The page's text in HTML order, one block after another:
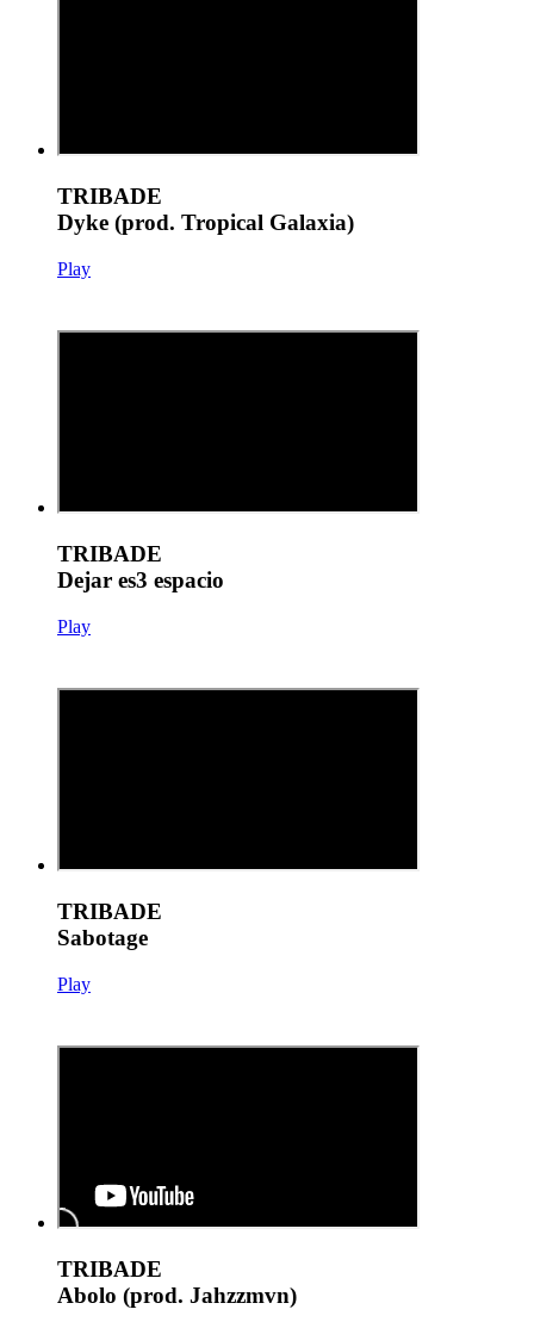
TRIBADE
Dyke (prod. Tropical Galaxia)
Play
TRIBADE
Dejar es3 espacio
Play
TRIBADE
Sabotage
Play
TRIBADE
Abolo (prod. Jahzzmvn)